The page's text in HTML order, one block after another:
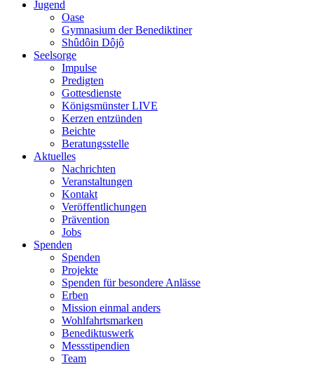
Jugend
Oase
Gymnasium der Benediktiner
Shûdôin Dôjô
Seelsorge
Impulse
Predigten
Gottesdienste
Königsmünster LIVE
Kerzen entzünden
Beichte
Beratungsstelle
Aktuelles
Nachrichten
Veranstaltungen
Kontakt
Veröffentlichungen
Prävention
Jobs
Spenden
Spenden
Projekte
Spenden für besondere Anlässe
Erben
Mission einmal anders
Wohlfahrtsmarken
Benediktuswerk
Messstipendien
Team